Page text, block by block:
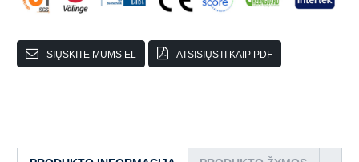
SIŲSKITE MUMS EL ATSISIŲSTI KAIP PDF